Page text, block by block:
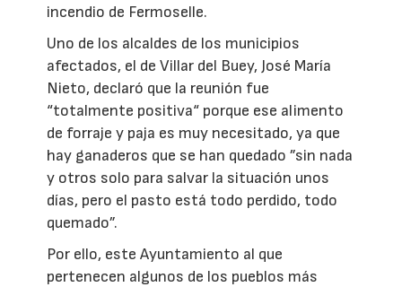
incendio de Fermoselle.
Uno de los alcaldes de los municipios
afectados, el de Villar del Buey, José María
Nieto, declaró que la reunión fue
“totalmente positiva“ porque ese alimento
de forraje y paja es muy necesitado, ya que
hay ganaderos que se han quedado ”sin nada
y otros solo para salvar la situación unos
días, pero el pasto está todo perdido, todo
quemado”.
Por ello, este Ayuntamiento al que
pertenecen algunos de los pueblos más